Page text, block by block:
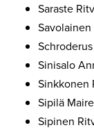
Saraste
Sinisalo
Sinkkonen
Sipilä
Sipinen